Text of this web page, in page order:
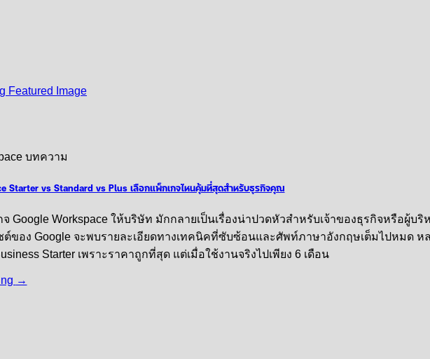
บทความ
Starter vs Standard vs Plus เลือกแพ็กเกจไหนคุ้มที่สุดสำหรับธุรกิจคุณ
จ Google Workspace ให้บริษัท มักกลายเป็นเรื่องน่าปวดหัวสำหรับเจ้าของธุรกิจหรือผู้บริ
ต์ของ Google จะพบรายละเอียดทางเทคนิคที่ซับซ้อนและศัพท์ภาษาอังกฤษเต็มไปหมด ห
Starter เพราะราคาถูกที่สุด แต่เมื่อใช้งานจริงไปเพียง 6 เดือน
→